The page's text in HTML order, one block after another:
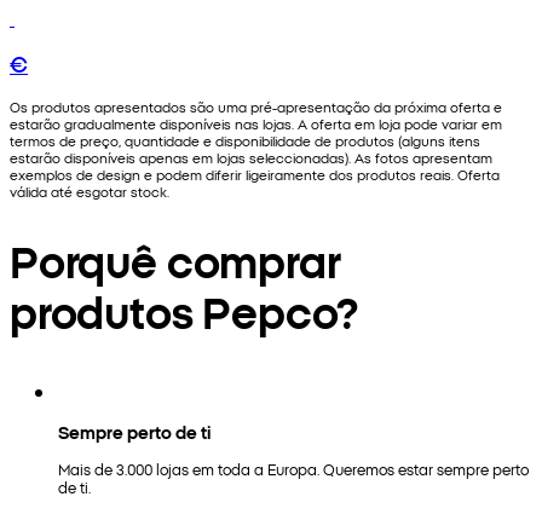
€
Os produtos apresentados são uma pré-apresentação da próxima oferta e
estarão gradualmente disponíveis nas lojas. A oferta em loja pode variar em
termos de preço, quantidade e disponibilidade de produtos (alguns itens
estarão disponíveis apenas em lojas seleccionadas). As fotos apresentam
exemplos de design e podem diferir ligeiramente dos produtos reais. Oferta
válida até esgotar stock.
Porquê comprar
produtos Pepco?
Sempre perto de ti
Mais de 3.000 lojas em toda a Europa. Queremos estar sempre perto
de ti.